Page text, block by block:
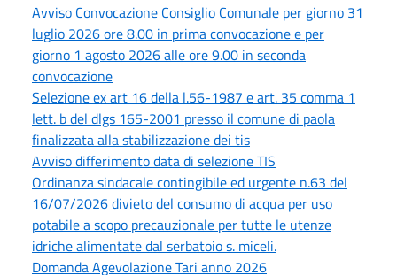
Avviso Convocazione Consiglio Comunale per giorno 31
luglio 2026 ore 8.00 in prima convocazione e per
giorno 1 agosto 2026 alle ore 9.00 in seconda
convocazione
Selezione ex art 16 della l.56-1987 e art. 35 comma 1
lett. b del dlgs 165-2001 presso il comune di paola
finalizzata alla stabilizzazione dei tis
Avviso differimento data di selezione TIS
Ordinanza sindacale contingibile ed urgente n.63 del
16/07/2026 divieto del consumo di acqua per uso
potabile a scopo precauzionale per tutte le utenze
idriche alimentate dal serbatoio s. miceli.
Domanda Agevolazione Tari anno 2026